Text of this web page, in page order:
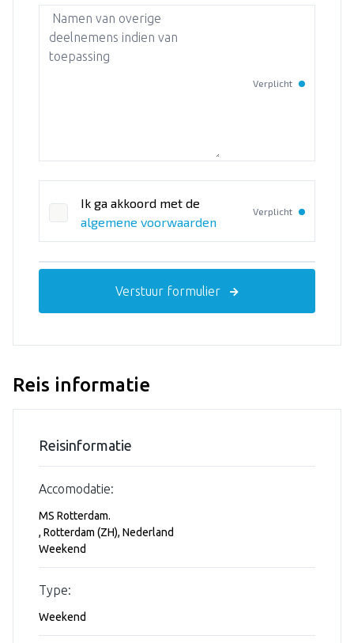
Namen van overige
deelnemens indien van
toepassing
Verplicht
Ik ga akkoord met de
algemene voorwaarden
Verplicht
Verstuur formulier
Reis informatie
Reisinformatie
Accomodatie:
MS Rotterdam.
, Rotterdam (ZH), Nederland
Weekend
Type:
Weekend